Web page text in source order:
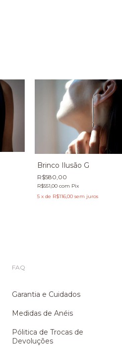
Brinco Ilusão G
R$580,00
R$551,00 com Pix
5 x de R$116,00 sem juros
FAQ
Garantia e Cuidados
Medidas de Anéis
Pólitica de Trocas de
Devoluções